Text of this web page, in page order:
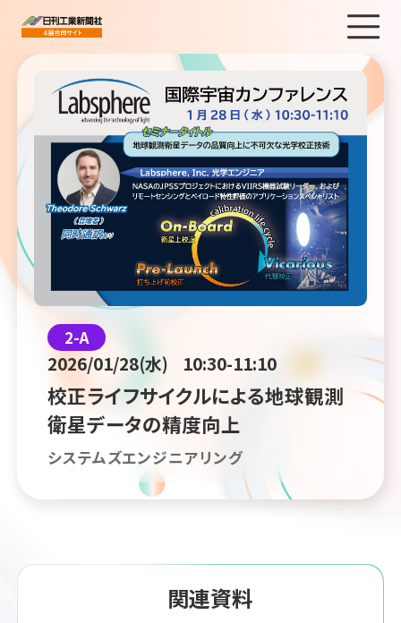
2-A
2026/01/28(水) 10:30-11:10
校正ライフサイクルによる地球観測
衛星データの精度向上
システムズエンジニアリング
関連資料